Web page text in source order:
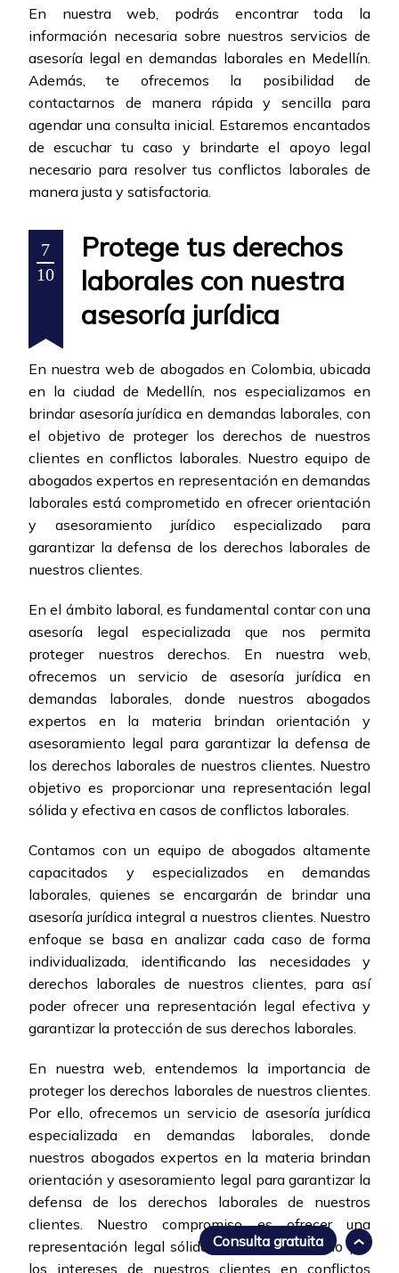
En nuestra web, podrás encontrar toda la
información necesaria sobre nuestros servicios de
asesoría legal en demandas laborales en Medellín.
Además, te ofrecemos la posibilidad de
contactarnos de manera rápida y sencilla para
agendar una consulta inicial. Estaremos encantados
de escuchar tu caso y brindarte el apoyo legal
necesario para resolver tus conflictos laborales de
manera justa y satisfactoria.
7
10
Protege tus derechos
laborales con nuestra
asesoría jurídica
En nuestra web de abogados en Colombia, ubicada
en la ciudad de Medellín, nos especializamos en
brindar asesoría jurídica en demandas laborales, con
el objetivo de proteger los derechos de nuestros
clientes en conflictos laborales. Nuestro equipo de
abogados expertos en representación en demandas
laborales está comprometido en ofrecer orientación
y asesoramiento jurídico especializado para
garantizar la defensa de los derechos laborales de
nuestros clientes.
En el ámbito laboral, es fundamental contar con una
asesoría legal especializada que nos permita
proteger nuestros derechos. En nuestra web,
ofrecemos un servicio de asesoría jurídica en
demandas laborales, donde nuestros abogados
expertos en la materia brindan orientación y
asesoramiento legal para garantizar la defensa de
los derechos laborales de nuestros clientes. Nuestro
objetivo es proporcionar una representación legal
sólida y efectiva en casos de conflictos laborales.
Contamos con un equipo de abogados altamente
capacitados y especializados en demandas
laborales, quienes se encargarán de brindar una
asesoría jurídica integral a nuestros clientes. Nuestro
enfoque se basa en analizar cada caso de forma
individualizada, identificando las necesidades y
derechos laborales de nuestros clientes, para así
poder ofrecer una representación legal efectiva y
garantizar la protección de sus derechos laborales.
En nuestra web, entendemos la importancia de
proteger los derechos laborales de nuestros clientes.
Por ello, ofrecemos un servicio de asesoría jurídica
especializada en demandas laborales, donde
nuestros abogados expertos en la materia brindan
orientación y asesoramiento legal para garantizar la
defensa de los derechos laborales de nuestros
clientes. Nuestro compromiso es ofrecer una
representación legal sólida y efectiva, velando por
los intereses de nuestros clientes en conflictos
Consulta gratuita